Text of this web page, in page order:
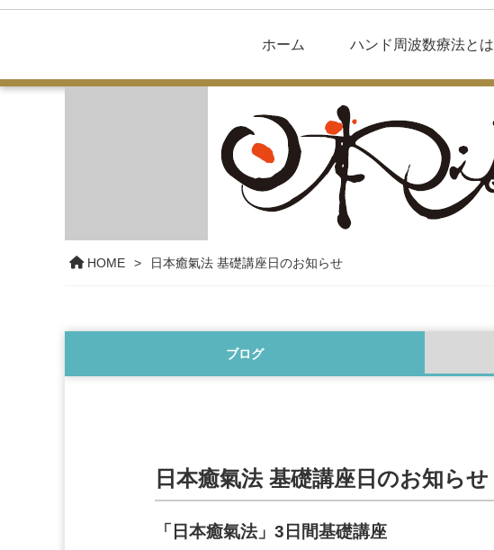
ホーム ハンド周波数療法とは
HOME 日本癒氣法 基礎講座日のお知らせ
ブログ
日本癒氣法 基礎講座日のお知らせ
「日本癒氣法」3日間基礎講座